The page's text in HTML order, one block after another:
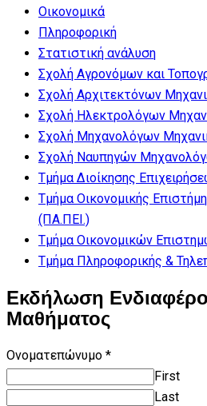
Οικονομικά
Πληροφορική
Στατιστική ανάλυση
Σχολή Αγρονόμων και
Σχολή Αρχιτεκτόνων
Σχολή Ηλεκτρολόγων
Σχολή Μηχανολόγων
Σχολή Ναυπηγών
Τμήμα Διοίκησης
Τμήμα Οικονομικής
(ΠΑ.ΠΕΙ.)
Τμήμα Οικονομικών
Τμήμα Πληροφορικής &
Εκδήλωση
Μαθήματος
Ονοματεπώνυμο *
First
Last